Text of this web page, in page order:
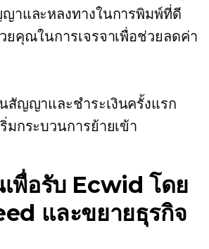
าและหลงทางในการพิมพ์ที่ดี
ยคุณในการเจรจาเพื่อช่วยลดค่า
สัญญาและชำระเงินครั้งแรก
กระบวนการย้ายเข้า
เพื่อรับ Ecwid โดย
และขยายธุรกิจ